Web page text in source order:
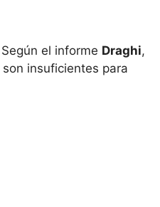
el informe Draghi,
insuficientes para